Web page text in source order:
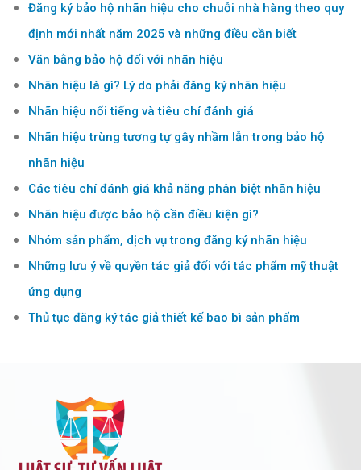
Đăng ký bảo hộ nhãn hiệu cho chuỗi nhà hàng theo quy
định mới nhất năm 2025 và những điều cần biết
Văn bằng bảo hộ đối với nhãn hiệu
Nhãn hiệu là gì? Lý do phải đăng ký nhãn hiệu
Nhãn hiệu nổi tiếng và tiêu chí đánh giá
Nhãn hiệu trùng tương tự gây nhầm lẫn trong bảo hộ
nhãn hiệu
Các tiêu chí đánh giá khả năng phân biệt nhãn hiệu
Nhãn hiệu được bảo hộ cần điều kiện gì?
Nhóm sản phẩm, dịch vụ trong đăng ký nhãn hiệu
Những lưu ý về quyền tác giả đối với tác phẩm mỹ thuật
ứng dụng
Thủ tục đăng ký tác giả thiết kế bao bì sản phẩm